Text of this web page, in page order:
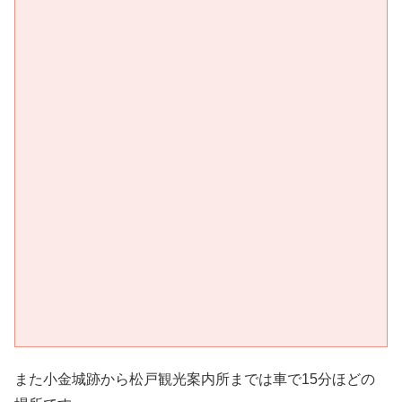
また小金城跡から松戸観光案内所までは車で15分ほどの